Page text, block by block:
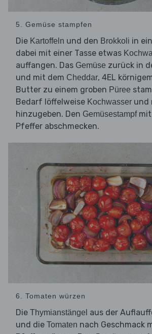
5. Gemüse stampfen
Die Kartoffeln und den Brokkoli in
dabei mit einer Tasse etwas
auffangen. Das Gemüse zurück in
und mit dem Cheddar, 4EL
Butter zu einem groben Püree
Bedarf löffelweise Kochwasser und
hinzugeben. Den Gemüsestampfmit
Pfeffer abschmecken.
6. Tomaten würzen
Die Thymianstängel aus der
und die Tomaten nach Geschmack